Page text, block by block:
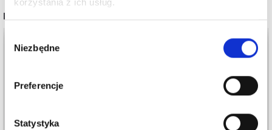
korzystania z ich usług.
zgody
Niezbędne
Preferencje
Statystyka
INNI TEŻ WIDZIELI